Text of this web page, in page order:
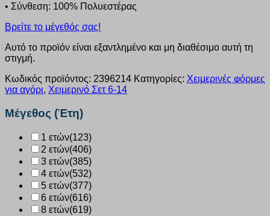
• Σύνθεση: 100% Πολυεστέρας
Βρείτε το μέγεθός σας!
Αυτό το προϊόν είναι εξαντλημένο και μη διαθέσιμο αυτή τη
στιγμή.
Κωδικός προϊόντος: 2396214 Κατηγορίες: Χειμερινές φόρμες
για αγόρι, Χειμερινό Σετ 6-14
Μέγεθος (Έτη)
1 ετών(123)
2 ετών(406)
3 ετών(385)
4 ετών(532)
5 ετών(377)
6 ετών(616)
8 ετών(619)